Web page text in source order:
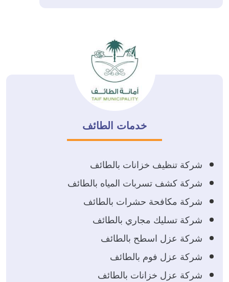
خدمات الطائف
شركة تنظيف خزانات بالطائف
شركة كشف تسربات المياه بالطائف
شركة مكافحة حشرات بالطائف
شركة تسليك مجاري بالطائف
شركة عزل اسطح بالطائف
شركة عزل فوم بالطائف
شركة عزل خزانات بالطائف